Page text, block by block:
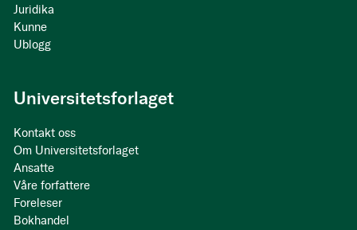
Juridika
Kunne
Ublogg
Universitetsforlaget
Kontakt oss
Om Universitetsforlaget
Ansatte
Våre forfattere
Foreleser
Bokhandel